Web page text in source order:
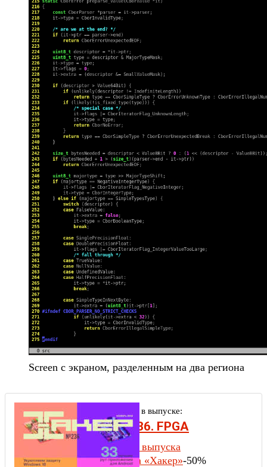
Screen c экраном, разделенным на два региона
Другие статьи в выпуске:
Xakep #236. FPGA
Содержание выпуска
Подписка на «Хакер»-50%